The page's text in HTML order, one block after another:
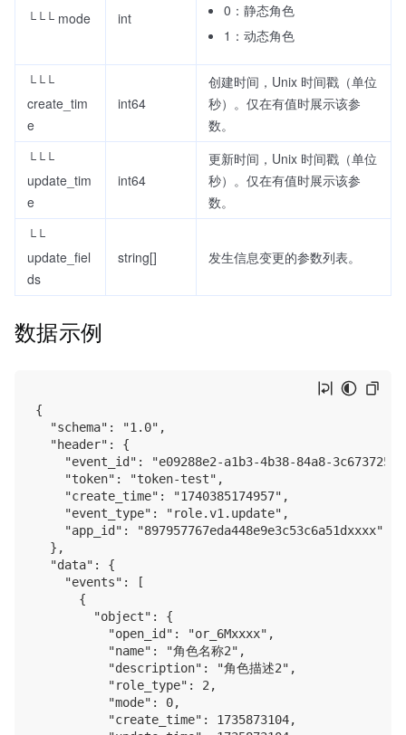
└└└ mode int
0：静态角色
1：动态角色
└└└
create_tim
e
int64
创建时间，Unix 时间戳（单位
秒）。仅在有值时展示该参
数。
└└└
update_tim
e
int64
更新时间，Unix 时间戳（单位
秒）。仅在有值时展示该参
数。
└└
update_fiel
ds
string[] 发生信息变更的参数列表。
数据示例
{
  "schema": "1.0",
  "header": {
"event_id": "e09288e2-a1b3-4b38-84a8-
    "token": "token-test",
    "create_time": "1740385174957",
    "event_type": "role.v1.update",
    "app_id": "897957767eda448e9e3c53c6a51dxxxx"
  },
  "data": {
    "events": [
      {
        "object": {
          "open_id": "or_6Mxxxx",
          "name": "角色名称2",
          "description": "角色描述2",
          "role_type": 2,
          "mode": 0,
          "create_time": 1735873104,